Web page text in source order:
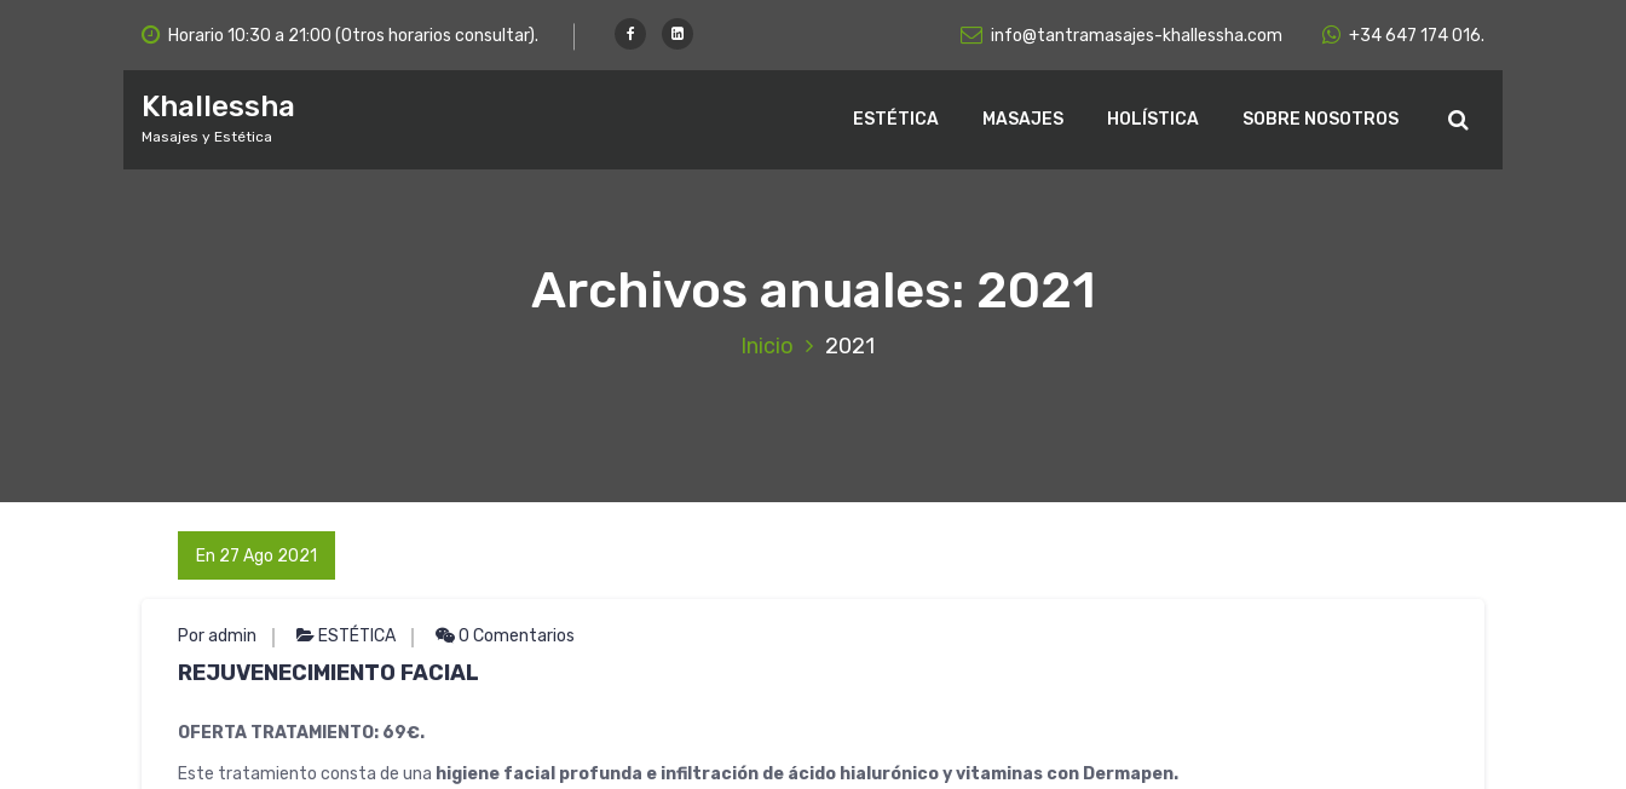
Horario 10:30 a 21:00 (Otros horarios consultar). info@tantramasajes-khallessha.com +34 647 174 016.
Khallessha
Masajes y Estética
ESTÉTICA MASAJES HOLÍSTICA SOBRE NOSOTROS
Archivos anuales: 2021
Inicio 2021
En 27 Ago 2021
Por admin ESTÉTICA 0 Comentarios
REJUVENECIMIENTO FACIAL
OFERTA TRATAMIENTO: 69€.
Este tratamiento consta de una higiene facial profunda e infiltración de ácido hialurónico y vitaminas con Dermapen.